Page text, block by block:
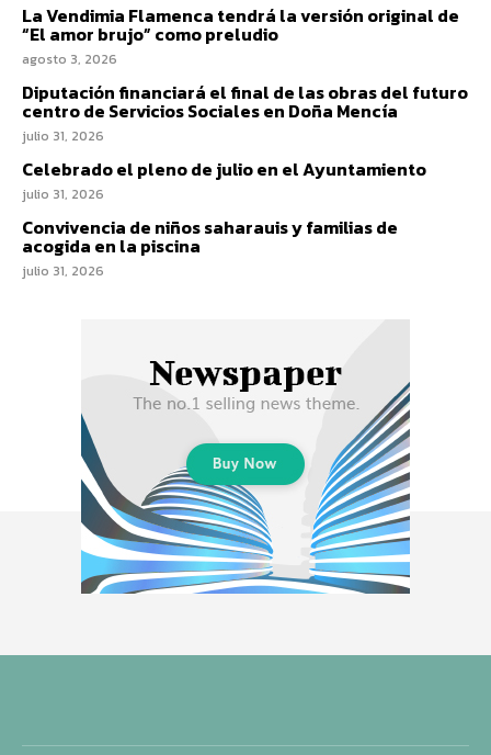
La Vendimia Flamenca tendrá la versión original de
“El amor brujo” como preludio
agosto 3, 2026
Diputación financiará el final de las obras del futuro
centro de Servicios Sociales en Doña Mencía
julio 31, 2026
Celebrado el pleno de julio en el Ayuntamiento
julio 31, 2026
Convivencia de niños saharauis y familias de
acogida en la piscina
julio 31, 2026